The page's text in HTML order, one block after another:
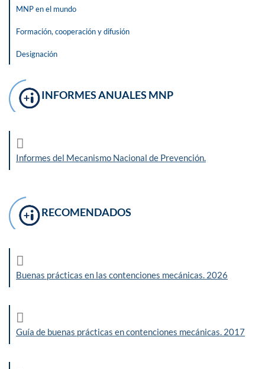
MNP en el mundo
Formación, cooperación y difusión
Designación
INFORMES ANUALES MNP
Informes del Mecanismo Nacional de Prevención.
RECOMENDADOS
Buenas prácticas en las contenciones mecánicas. 2026
Guía de buenas prácticas en contenciones mecánicas. 2017